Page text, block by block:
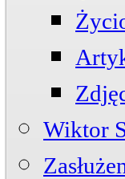
Wiktor